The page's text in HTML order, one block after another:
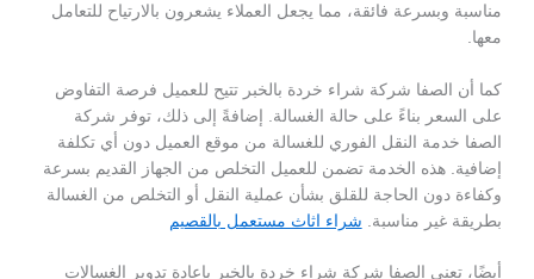
مناسبة وبسرعة فائقة، مما يجعل العملاء يشعرون بالارتياح للتعامل
معها.
كما أن الصفا شركة شراء خردة بالخبر تتيح للعميل فرصة التفاوض
على السعر بناءً على حالة الغسالة. إضافةً إلى ذلك، توفر شركة
الصفا خدمة النقل الفوري للغسالة من موقع العميل دون أي تكلفة
إضافية. هذه الخدمة تضمن للعميل التخلص من الجهاز القديم بسرعة
وكفاءة دون الحاجة للقلق بشأن عملية النقل أو التخلص من الغسالة
بطريقة غير مناسبة. شراء اثاث مستعمل بالقصيم
أيضًا، تعنى الصفا شركة شراء خردة بالخبر بإعادة تدوير الغسالات